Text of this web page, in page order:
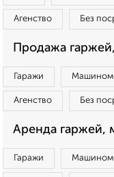
Агенство Без
Продажа
Гаражи
Агенство Без
Аренда гаржей,
Гаражи